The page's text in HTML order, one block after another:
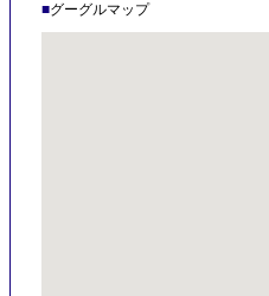
■グーグルマップ